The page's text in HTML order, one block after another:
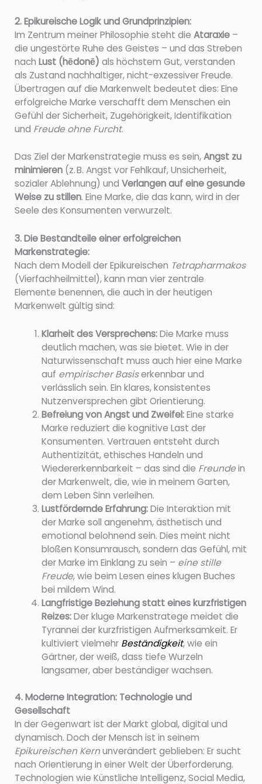
2. Epikureische Logik und Grundprinzipien:
Im Zentrum meiner Philosophie steht die Ataraxie–
die ungestörte Ruhe des Geistes – und das Streben
nach Lust (hēdonē) als höchstem Gut, verstanden
als Zustand nachhaltiger, nicht-exzessiver Freude.
Übertragen auf die Markenwelt bedeutet dies: Eine
erfolgreiche Marke verschafft dem Menschen ein
Gefühl der Sicherheit, Zugehörigkeit, Identifikation
und Freude ohne Furcht.
Das Ziel der Markenstrategie muss es sein,Angst zu
minimieren(z. B. Angst vor Fehlkauf, Unsicherheit,
sozialer Ablehnung) und Verlangen auf eine gesunde
Weise zu stillen. Eine Marke, die das kann, wird in der
Seele des Konsumenten verwurzelt.
3. Die Bestandteile einer erfolgreichen
Markenstrategie:
Nach dem Modell der Epikureischen Tetrapharmakos
(Vierfachheilmittel), kann man vier zentrale
Elemente benennen, die auch in der heutigen
Markenwelt gültig sind:
Klarheit des Versprechens:Die Marke muss
deutlich machen, was sie bietet. Wie in der
Naturwissenschaft muss auch hier eine Marke
auf empirischer Basiserkennbar und
verlässlich sein. Ein klares, konsistentes
Nutzenversprechen gibt Orientierung.
Befreiung von Angst und Zweifel:Eine starke
Marke reduziert die kognitive Last der
Konsumenten. Vertrauen entsteht durch
Authentizität, ethisches Handeln und
Wiedererkennbarkeit – das sind die Freundein
der Markenwelt, die, wie in meinem Garten,
dem Leben Sinn verleihen.
Lustfördernde Erfahrung:Die Interaktion mit
der Marke soll angenehm, ästhetisch und
emotional belohnend sein. Dies meint nicht
bloßen Konsumrausch, sondern das Gefühl, mit
der Marke im Einklang zu sein – eine stille
Freude, wie beim Lesen eines klugen Buches
bei mildem Wind.
Langfristige Beziehung statt eines kurzfristigen
Reizes:Der kluge Markenstratege meidet die
Tyrannei der kurzfristigen Aufmerksamkeit. Er
kultiviert vielmehr Beständigkeit, wie ein
Gärtner, der weiß, dass tiefe Wurzeln
langsamer, aber beständiger wachsen.
4. Moderne Integration: Technologie und
Gesellschaft
In der Gegenwart ist der Markt global, digital und
dynamisch. Doch der Mensch ist in seinem
Epikureischen Kernunverändert geblieben: Er sucht
nach Orientierung in einer Welt der Überforderung.
Technologien wie Künstliche Intelligenz, Social Media,